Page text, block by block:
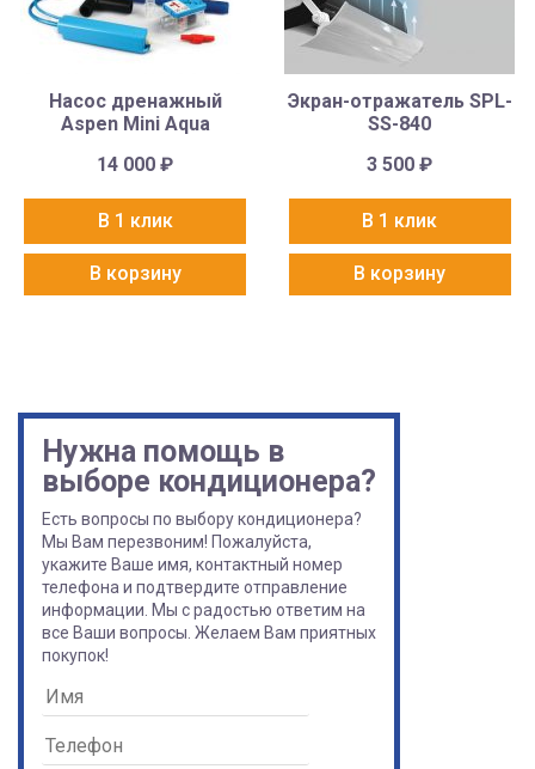
Насос дренажный
Aspen Mini Aqua
14 000₽
В 1 клик
В корзину
Экран-отражатель SPL-
SS-840
3 500₽
В 1 клик
В корзину
Нужна помощь в
выборе кондиционера?
Есть вопросы по выбору кондиционера?
Мы Вам перезвоним! Пожалуйста,
укажите Ваше имя, контактный номер
телефона и подтвердите отправление
информации. Мы с радостью ответим на
все Ваши вопросы. Желаем Вам приятных
покупок!